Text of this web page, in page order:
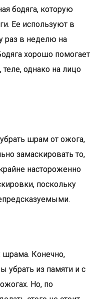
бодяга, которую
Ее используют в
раз в неделю на
хорошо помогает
однако на лицо
шрам от ожога,
замаскировать то,
настороженно
поскольку
шрама. Конечно,
убрать из памяти и с
Но, по